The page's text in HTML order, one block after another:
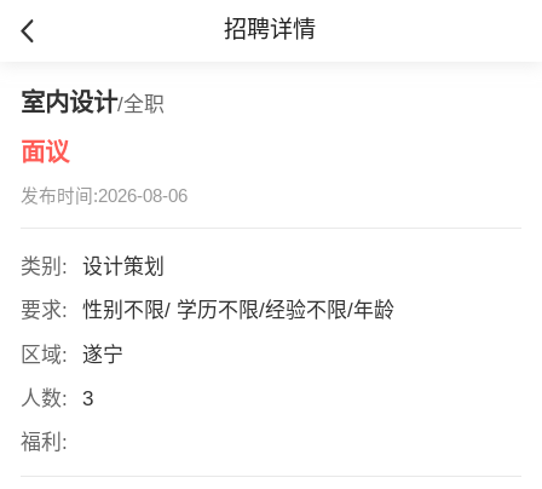
招聘详情
室内设计/全职
面议
发布时间:2026-08-06
类别:
设计策划
要求:
性别不限/ 学历不限/经验不限/年龄
区域:
遂宁
人数:
3
福利: